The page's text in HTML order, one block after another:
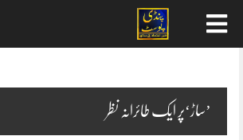
’ساڑ‘پر ایک طائرانہ نظر